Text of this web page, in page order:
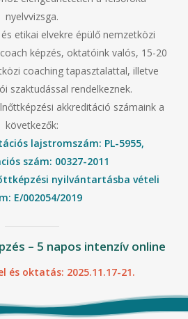
nyelvvizsga.
etikai elvekre épülő nemzetközi
képzés, oktatóink valós, 15-20
coaching tapasztalattal, illetve
szaktudással rendelkeznek.
akkreditáció számaink a
következők:
lajstromszám: PL-5955,
szám: 00327-2011
nyilvántartásba vételi
E/002054/2019
– 5 napos intenzív online
és oktatás: 2025.11.17-21.